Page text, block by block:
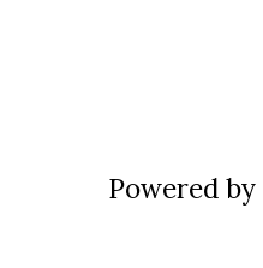
Powered by